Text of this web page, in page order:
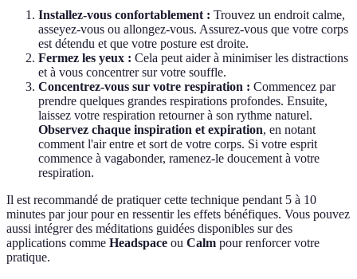
Installez-vous confortablement : Trouvez un endroit calme,
asseyez-vous ou allongez-vous. Assurez-vous que votre corps
est détendu et que votre posture est droite.
Fermez les yeux : Cela peut aider à minimiser les distractions
et à vous concentrer sur votre souffle.
Concentrez-vous sur votre respiration : Commencez par
prendre quelques grandes respirations profondes. Ensuite,
laissez votre respiration retourner à son rythme naturel.
Observez chaque inspiration et expiration, en notant
comment l'air entre et sort de votre corps. Si votre esprit
commence à vagabonder, ramenez-le doucement à votre
respiration.
Il est recommandé de pratiquer cette technique pendant 5 à 10
minutes par jour pour en ressentir les effets bénéfiques. Vous pouvez
aussi intégrer des méditations guidées disponibles sur des
applications comme Headspace ou Calm pour renforcer votre
pratique.